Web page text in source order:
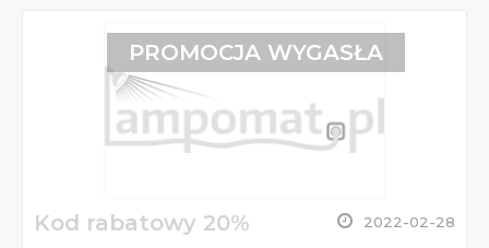
Kod rabatowy 20% 2022-02-28
PROMOCJA WYGASŁA